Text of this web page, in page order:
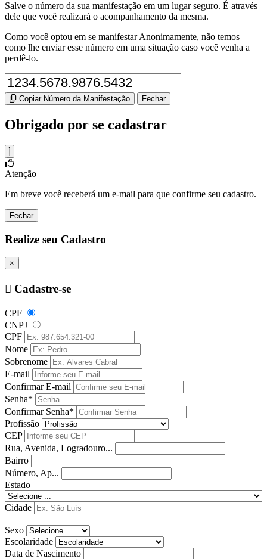
Salve o número da sua manifestação em um lugar seguro. É através
dele que você realizará o acompanhamento da mesma.
Como você optou em se manifestar Anonimamente, não temos
como lhe enviar esse número em uma situação caso você venha a
perdê-lo.
Copiar Número da Manifestação Fechar
Obrigado por se cadastrar
Atenção
Em breve você receberá um e-mail para que confirme seu cadastro.
Fechar
Realize seu Cadastro
×
Cadastre-se
CPF
CNPJ
CPF
Nome
Sobrenome
E-mail
Confirmar E-mail
Senha*
Confirmar Senha*
Profissão
CEP
Rua, Avenida, Logradouro...
Bairro
Número, Ap...
Estado
Cidade
Sexo
Escolaridade
Data de Nascimento